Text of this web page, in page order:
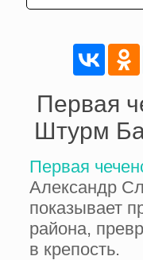
Первая
Штурм
Первая
Александр
показывает
района,
в крепость.